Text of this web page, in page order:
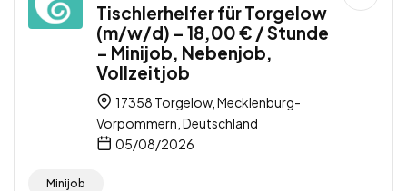
Tischlerhelfer für Torgelow
(m/w/d) – 18,00 € / Stunde
– Minijob, Nebenjob,
Vollzeitjob
17358 Torgelow, Mecklenburg-
Vorpommern, Deutschland
05/08/2026
Minijob